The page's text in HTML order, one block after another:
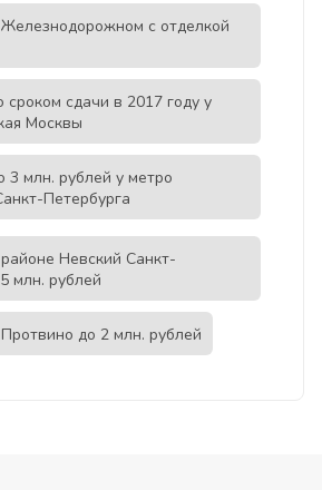
с отделкой
сроком сдачи в 2017 году у
Москвы
3 млн. рублей у метро
Петербурга
Невский Санкт-
млн. рублей
до 2 млн. рублей